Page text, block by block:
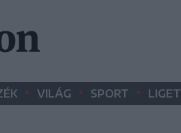
• VILÁG • SPORT • LIGET